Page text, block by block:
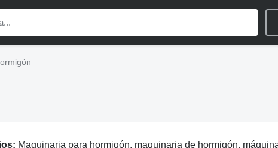
Maquinaria para hormigón, maquinaria de hormigón, máquinas de